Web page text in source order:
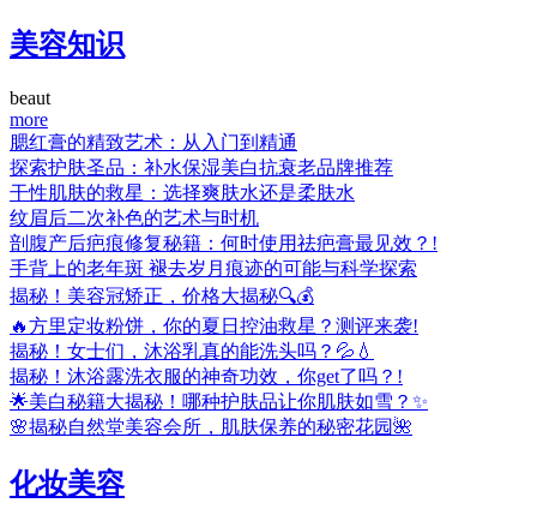
美容知识
beaut
more
腮红膏的精致艺术：从入门到精通
探索护肤圣品：补水保湿美白抗衰老品牌推荐
干性肌肤的救星：选择爽肤水还是柔肤水
纹眉后二次补色的艺术与时机
剖腹产后疤痕修复秘籍：何时使用祛疤膏最见效？!
手背上的老年斑 褪去岁月痕迹的可能与科学探索
揭秘！美容冠矫正，价格大揭秘🔍💰
🔥方里定妆粉饼，你的夏日控油救星？测评来袭!
揭秘！女士们，沐浴乳真的能洗头吗？💦💧
揭秘！沐浴露洗衣服的神奇功效，你get了吗？!
🌟美白秘籍大揭秘！哪种护肤品让你肌肤如雪？✨
🌸揭秘自然堂美容会所，肌肤保养的秘密花园🌺
化妆美容